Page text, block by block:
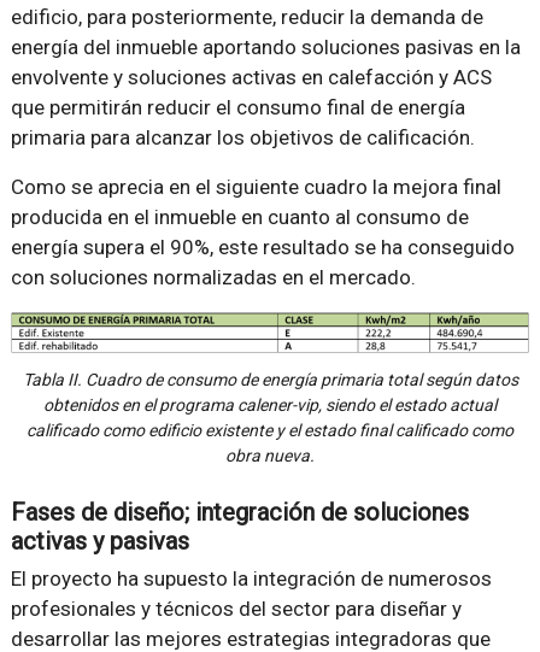
edificio, para posteriormente, reducir la demanda de
energía del inmueble aportando soluciones pasivas en la
envolvente y soluciones activas en calefacción y ACS
que permitirán reducir el consumo final de energía
primaria para alcanzar los objetivos de calificación.
Como se aprecia en el siguiente cuadro la mejora final
producida en el inmueble en cuanto al consumo de
energía supera el 90%, este resultado se ha conseguido
con soluciones normalizadas en el mercado.
Tabla II. Cuadro de consumo de energía primaria total según datos
obtenidos en el programa calener-vip, siendo el estado actual
calificado como edificio existente y el estado final calificado como
obra nueva.
Fases de diseño; integración de soluciones
activas y pasivas
El proyecto ha supuesto la integración de numerosos
profesionales y técnicos del sector para diseñar y
desarrollar las mejores estrategias integradoras que